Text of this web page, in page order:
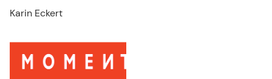
Karin Eckert